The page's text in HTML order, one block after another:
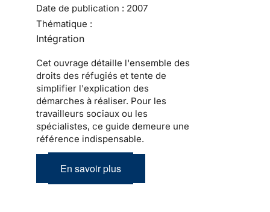
Date de publication : 2007
Thématique :
Intégration
Cet ouvrage détaille l'ensemble des
droits des réfugiés et tente de
simplifier l'explication des
démarches à réaliser. Pour les
travailleurs sociaux ou les
spécialistes, ce guide demeure une
référence indispensable.
En savoir plus